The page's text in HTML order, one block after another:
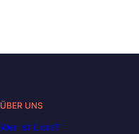
ÜBER UNS
Wer ist Liora?